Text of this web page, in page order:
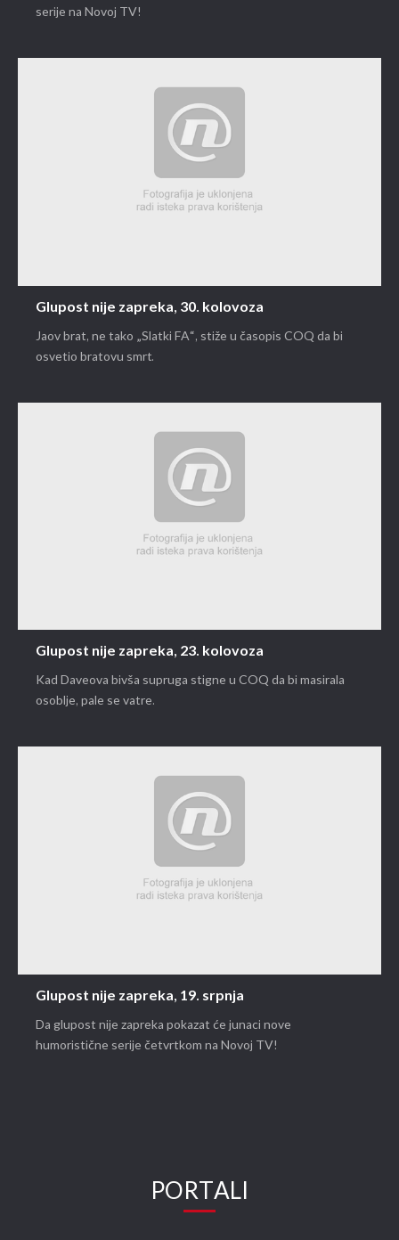
serije na Novoj TV!
Glupost nije zapreka, 30. kolovoza
Jaov brat, ne tako „Slatki FA“, stiže u časopis COQ da bi
osvetio bratovu smrt.
Glupost nije zapreka, 23. kolovoza
Kad Daveova bivša supruga stigne u COQ da bi masirala
osoblje, pale se vatre.
Glupost nije zapreka, 19. srpnja
Da glupost nije zapreka pokazat će junaci nove
humoristične serije četvrtkom na Novoj TV!
PORTALI